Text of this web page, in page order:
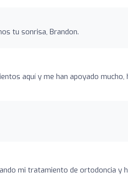
tu sonrisa, Brandon.
aquí y me han apoyado mucho,
mi tratamiento de ortodoncia y